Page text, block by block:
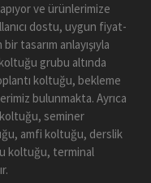
ve ürünlerimize
dostu, uygun fiyat-
tasarım anlayışıyla
grubu altında
koltuğu, bekleme
bulunmakta. Ayrıca
seminer
amfi koltuğu, derslik
koltuğu, terminal